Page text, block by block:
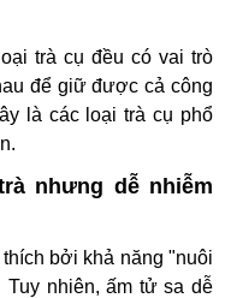
trà cụ đều có vai trò
để giữ được cả công
là các loại trà cụ phổ
nhưng dễ nhiễm
bởi khả năng "nuôi
Tuy nhiên, ấm tử sa dễ